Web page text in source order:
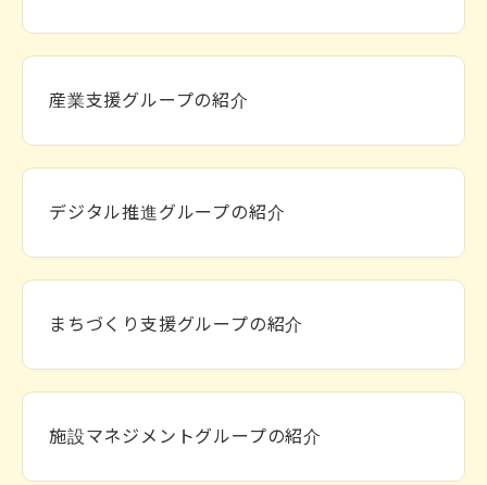
産業支援グループの紹介
デジタル推進グループの紹介
まちづくり支援グループの紹介
施設マネジメントグループの紹介